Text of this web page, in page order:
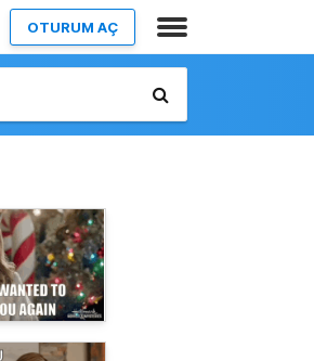
OTURUM AÇ